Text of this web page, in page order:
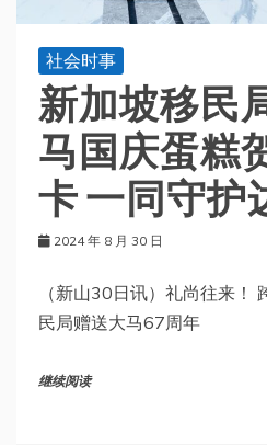
社会时事
新加坡移民
马国庆蛋糕
卡 一同守护
2024 年 8 月 30 日
（新山30日讯）礼尚往来！
民局赠送大马67周年
继续阅读